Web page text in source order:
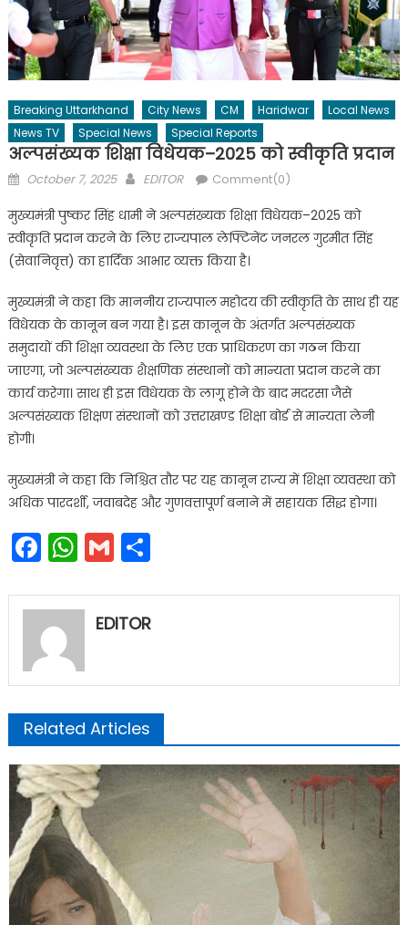
Breaking Uttarkhand City News CM Haridwar
Local News
News TV
Special News Special Reports
अल्पसंख्यक शिक्षा विधेयक–2025 को स्वीकृति प्रदान
Posted
October 7, 2025 Author
EDITOR Comment(0)
मुख्यमंत्री पुष्कर सिंह धामी ने अल्पसंख्यक शिक्षा विधेयक–2025 को
स्वीकृति प्रदान करने के लिए राज्यपाल लेफ्टिनेंट जनरल गुरमीत सिंह
(सेवानिवृत्त) का हार्दिक आभार व्यक्त किया है।
मुख्यमंत्री ने कहा कि माननीय राज्यपाल महोदय की स्वीकृति के साथ ही यह
विधेयक के कानून बन गया है। इस कानून के अंतर्गत अल्पसंख्यक
समुदायों की शिक्षा व्यवस्था के लिए एक प्राधिकरण का गठन किया
जाएगा, जो अल्पसंख्यक शैक्षणिक संस्थानों को मान्यता प्रदान करने का
कार्य करेगा। साथ ही इस विधेयक के लागू होने के बाद मदरसा जैसे
अल्पसंख्यक शिक्षण संस्थानों को उत्तराखण्ड शिक्षा बोर्ड से मान्यता लेनी
होगी।
मुख्यमंत्री ने कहा कि निश्चित तौर पर यह कानून राज्य में शिक्षा व्यवस्था को
अधिक पारदर्शी, जवाबदेह और गुणवत्तापूर्ण बनाने में सहायक सिद्ध होगा।
Facebook
WhatsApp
GmailShare
EDITOR
Related Articles